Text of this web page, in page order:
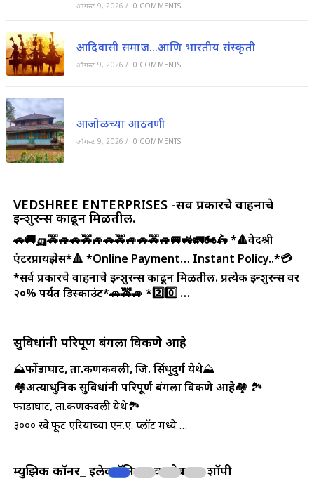
ऑगस्ट 9, 2026 / 0 COMMENTS
आदिवासी समाज…आणि भारतीय संस्कृती
ऑगस्ट 9, 2026 / 0 COMMENTS
आजोळच्या आठवणी
ऑगस्ट 9, 2026 / 0 COMMENTS
VEDSHREE ENTERPRISES -सर्व प्रकारचे वाहनाचे
इन्शुरन्स काढून मिळतील.
🚗🚚🛺🚕🚙🚗🚕🚙🚗🚕🚙🚗🚕🚙🚐🚜🚛🏍️🛵*🔺वेदश्री
एंटरप्रायझेस*🔺 *Online Payment… Instant Policy..*💳
*सर्व प्रकारचे वाहनाचे इन्शुरन्स काढून मिळतील. प्रत्येक इन्शुरन्स वर
२०% पर्यंत डिस्काउंट*🚗🚕🚙 *2️⃣0️⃣ …
सुविधांनी परिपूर्ण बंगला विकणे आहे
⛰️फोंडाघाट, ता.कणकवली, जि. सिंधुदुर्ग येथे⛰️
🏘️अत्याधुनिक सुविधांनी परिपूर्ण बंगला विकणे आहे🏘️ 🏞️
फोंडाघाट, ता.कणकवली येथे🏞️
३००० स्वे.फूट एरियाच्या एन.ए. प्लॉट मध्ये …
म्युझिक कॉर्नर_ इलेक्ट्रॉनिक्स व मोबाईल शॉपी